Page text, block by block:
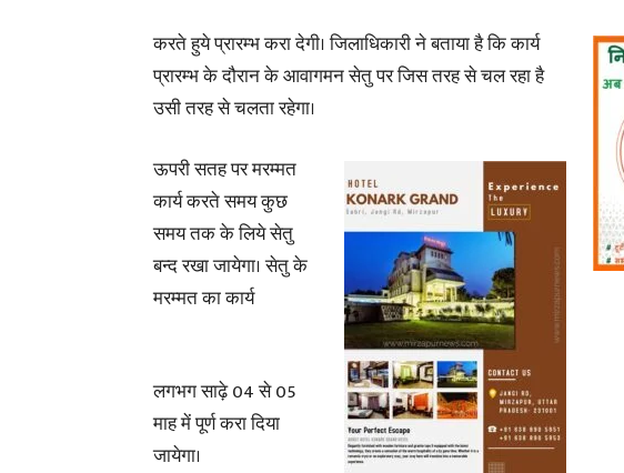
करते हुये प्रारम्भ करा देगी। जिलाधिकारी ने बताया है कि कार्य
प्रारम्भ के दौरान के आवागमन सेतु पर जिस तरह से चल रहा है
उसी तरह से चलता रहेगा।
ऊपरी सतह पर मरम्मत
कार्य करते समय कुछ
समय तक के लिये सेतु
बन्द रखा जायेगा। सेतु के
मरम्मत का कार्य
लगभग साढ़े 04 से 05
माह में पूर्ण करा दिया
जायेगा।